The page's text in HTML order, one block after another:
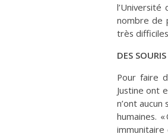
nombre de
très
DES
Pour faire
Justine ont
n’ont
humaines.
immunitaire